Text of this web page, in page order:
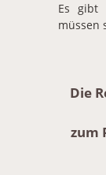
Es gibt
müssen
Die
zum